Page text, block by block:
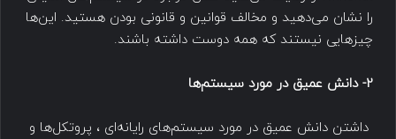
را نشان می‌دهید و مخالف قوانین و قانونی بودن هستید. این‌ها
چیزهایی نیستند که همه دوست داشته باشند.
2- دانش عمیق در مورد سیستم‌ها
داشتن دانش عمیق در مورد سیستم‌های رایانه‌ای ، پروتکل‌ها و